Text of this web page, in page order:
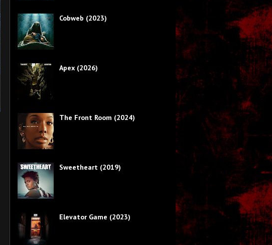
Cobweb (2023)
Apex (2026)
The Front Room (2024)
Sweetheart (2019)
Elevator Game (2023)